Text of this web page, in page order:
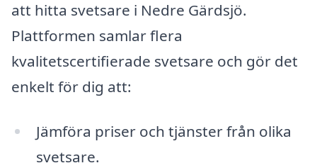
att hitta svetsare i Nedre Gärdsjö.
Plattformen samlar flera
kvalitetscertifierade svetsare och gör det
enkelt för dig att:
Jämföra priser och tjänster från olika
svetsare.